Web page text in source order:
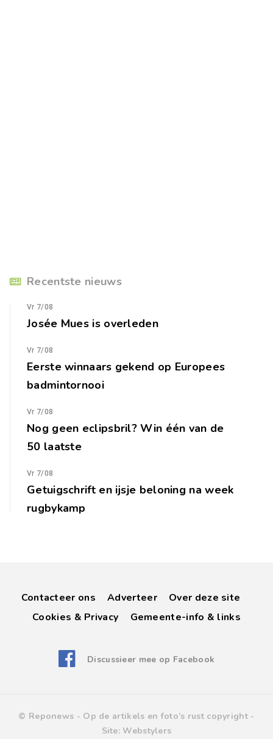
Recentste nieuws
Vr 7/08
Josée Mues is overleden
Vr 7/08
Eerste winnaars gekend op Europees
badmintornooi
Vr 7/08
Nog geen eclipsbril? Win één van de
50 laatste
Vr 7/08
Getuigschrift en ijsje beloning na week
rugbykamp
Contacteer ons Adverteer
Over deze site
Cookies & Privacy
Gemeente-info & links
Discussieer mee op Facebook
© Reponews - Op de artikels en foto’s rust copyright -
Site: Webstylers